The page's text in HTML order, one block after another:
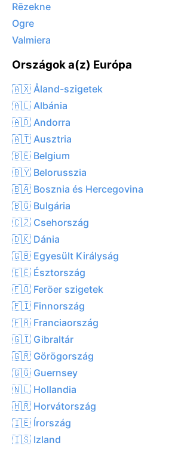
Rēzekne
Ogre
Valmiera
Országok a(z) Európa
🇦🇽 Åland-szigetek
🇦🇱 Albánia
🇦🇩 Andorra
🇦🇹 Ausztria
🇧🇪 Belgium
🇧🇾 Belorusszia
🇧🇦 Bosznia és Hercegovina
🇧🇬 Bulgária
🇨🇿 Csehország
🇩🇰 Dánia
🇬🇧 Egyesült Királyság
🇪🇪 Észtország
🇫🇴 Feröer szigetek
🇫🇮 Finnország
🇫🇷 Franciaország
🇬🇮 Gibraltár
🇬🇷 Görögország
🇬🇬 Guernsey
🇳🇱 Hollandia
🇭🇷 Horvátország
🇮🇪 Írország
🇮🇸 Izland